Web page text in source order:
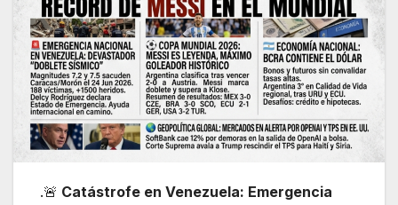
.​🚨 Catástrofe en Venezuela: Emergencia